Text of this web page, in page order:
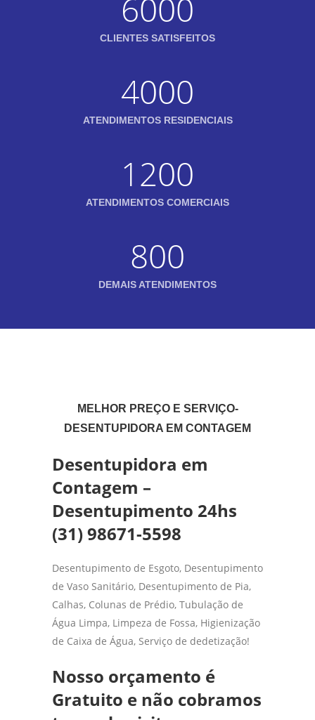
6000
CLIENTES SATISFEITOS
4000
ATENDIMENTOS RESIDENCIAIS
1200
ATENDIMENTOS COMERCIAIS
800
DEMAIS ATENDIMENTOS
MELHOR PREÇO E SERVIÇO-
DESENTUPIDORA EM CONTAGEM
Desentupidora em
Contagem –
Desentupimento 24hs
(31) 98671-5598
Desentupimento de Esgoto, Desentupimento
de Vaso Sanitário, Desentupimento de Pia,
Calhas, Colunas de Prédio, Tubulação de
Água Limpa, Limpeza de Fossa, Higienização
de Caixa de Água, Serviço de dedetização!
Nosso orçamento é
Gratuito e não cobramos